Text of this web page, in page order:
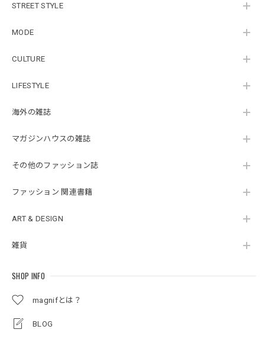
STREET STYLE
MODE
CULTURE
LIFESTYLE
海外の雑誌
マガジンハウスの雑誌
その他のファッション誌
ファッション 関連書籍
ART & DESIGN
雑貨
SHOP INFO
magnifとは？
BLOG